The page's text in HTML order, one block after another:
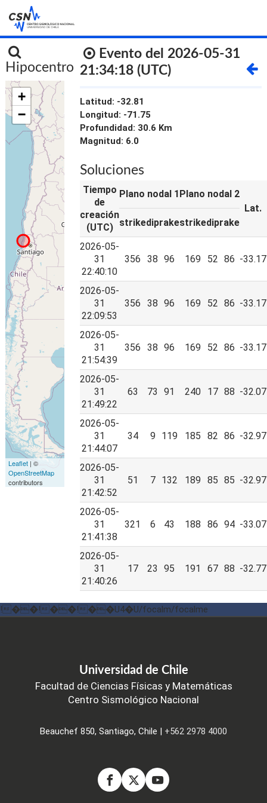
INICIO
Hipocentro
+
−
Leaflet| ©
OpenStreetMap
contributors
Evento del 2026-05-31
21:34:18 (UTC)
Latitud: -32.81
Longitud: -71.75
Profundidad: 30.6 Km
Magnitud: 6.0
Soluciones
Tiempo
de
creación
(UTC)
Plano nodal 1 Plano nodal 2
Lat.
strikediprakestrikediprake
2026-05-
31
22:40:10
356 38 96 169 52 86 -33.17
2026-05-
31
22:09:53
356 38 96 169 52 86 -33.17
2026-05-
31
21:54:39
356 38 96 169 52 86 -33.17
2026-05-
31
21:49:22
63 73 91 240 17 88 -32.07
2026-05-
31
21:44:07
34 9 119 185 82 86 -32.97
2026-05-
31
21:42:52
51 7 132 189 85 85 -32.97
2026-05-
31
21:41:38
321 6 43 188 86 94 -33.07
2026-05-
31
21:40:26
17 23 95 191 67 88 -32.77
!��!��!��U4�U/focalm/focalme
Universidad de Chile
Facultad de Ciencias Físicas y Matemáticas
Centro Sismológico Nacional
Beauchef 850, Santiago, Chile | +562 2978 4000